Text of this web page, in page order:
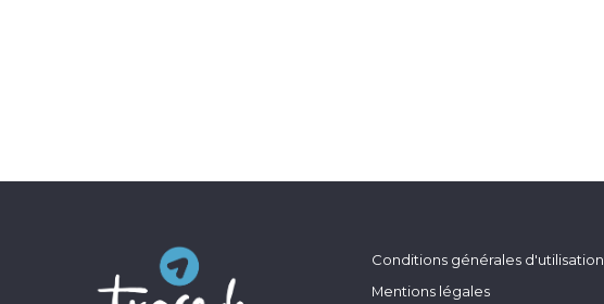
Conditions générales d'utilisation
Mentions légales